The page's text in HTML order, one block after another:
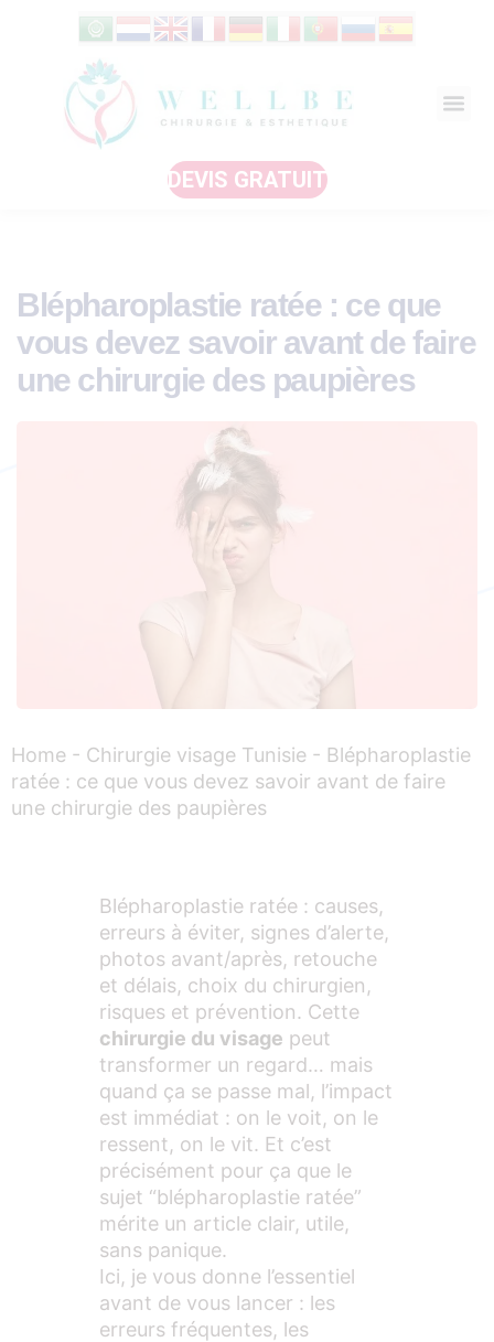
DEVIS GRATUIT
Blépharoplastie ratée : ce que
vous devez savoir avant de faire
une chirurgie des paupières
Home - Chirurgie visage Tunisie - Blépharoplastie
ratée : ce que vous devez savoir avant de faire
une chirurgie des paupières
Blépharoplastie ratée : causes,
erreurs à éviter, signes d’alerte,
photos avant/après, retouche
et délais, choix du chirurgien,
risques et prévention. Cette
chirurgie du visage peut
transformer un regard… mais
quand ça se passe mal, l’impact
est immédiat : on le voit, on le
ressent, on le vit. Et c’est
précisément pour ça que le
sujet “blépharoplastie ratée”
mérite un article clair, utile,
sans panique.
Ici, je vous donne l’essentiel
avant de vous lancer : les
erreurs fréquentes, les